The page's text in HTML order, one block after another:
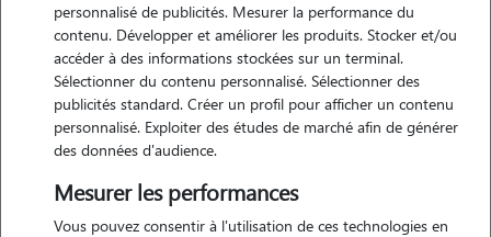
passionnée par les animaux depuis toujours, je souhaite mettre mon
temps libre à profit pour m'occuper d'eux avec sérieux et
bienveillance. leur confort, leur sécurité et leur bien-être sont ma
priorité. j'aime créer un lien de confiance avec chaque animal et
rassurer les propriétaires en leur absence.
Expérience
personnalisé de publicités. Mesurer la performance du
contenu. Développer et améliorer les produits. Stocker et/ou
accéder à des informations stockées sur un terminal.
Sélectionner du contenu personnalisé. Sélectionner des
publicités standard. Créer un profil pour afficher un contenu
personnalisé. Exploiter des études de marché afin de générer
des données d'audience.
Mesurer les performances
Vous pouvez consentir à l'utilisation de ces technologies en